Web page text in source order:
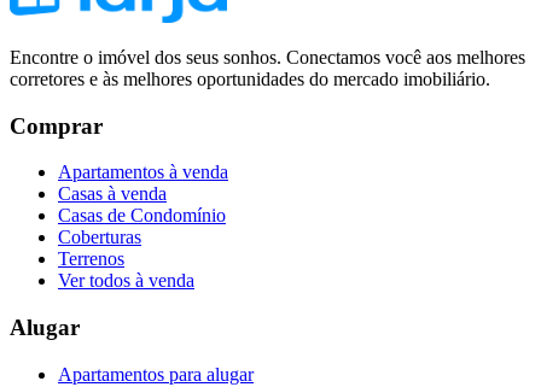
Encontre o imóvel dos seus sonhos. Conectamos você aos melhores
corretores e às melhores oportunidades do mercado imobiliário.
Comprar
Apartamentos à venda
Casas à venda
Casas de Condomínio
Coberturas
Terrenos
Ver todos à venda
Alugar
Apartamentos para alugar